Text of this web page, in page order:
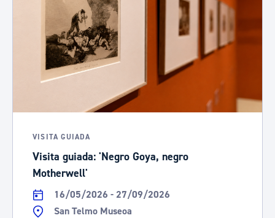
VISITA GUIADA
Visita guiada: 'Negro Goya, negro
Motherwell'
16/05/2026 - 27/09/2026
San Telmo Museoa